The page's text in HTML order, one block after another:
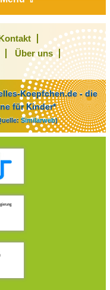
Über uns
Koepfchen.de - die
für Kinder*
Similarweb)